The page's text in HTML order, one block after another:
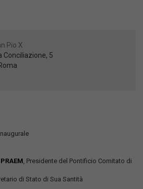
Pio X
Conciliazione, 5
, Presidente del Pontificio Comitato di
di Stato di Sua Santità